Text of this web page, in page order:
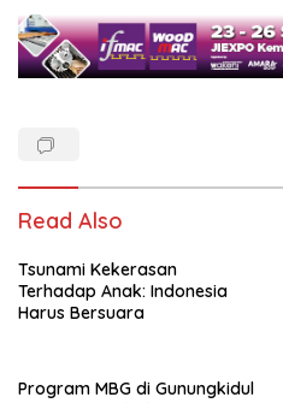
Read Also
Tsunami Kekerasan
Terhadap Anak: Indonesia
Harus Bersuara
Program MBG di Gunungkidul